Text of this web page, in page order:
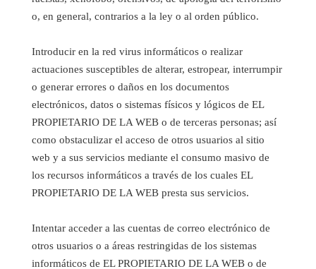
o, en general, contrarios a la ley o al orden público.
Introducir en la red virus informáticos o realizar
actuaciones susceptibles de alterar, estropear, interrumpir
o generar errores o daños en los documentos
electrónicos, datos o sistemas físicos y lógicos de EL
PROPIETARIO DE LA WEB o de terceras personas; así
como obstaculizar el acceso de otros usuarios al sitio
web y a sus servicios mediante el consumo masivo de
los recursos informáticos a través de los cuales EL
PROPIETARIO DE LA WEB presta sus servicios.
Intentar acceder a las cuentas de correo electrónico de
otros usuarios o a áreas restringidas de los sistemas
informáticos de EL PROPIETARIO DE LA WEB o de